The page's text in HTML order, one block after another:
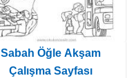
Sabah Öğle Akşam
Çalışma Sayfası